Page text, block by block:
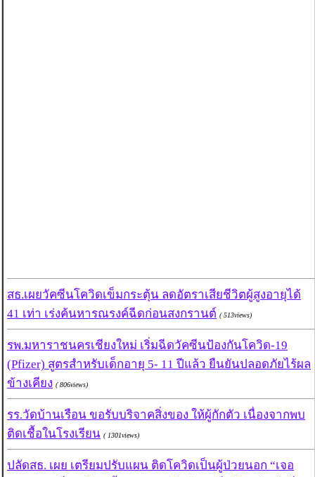
สธ.เผยวัคซีนโควิดเข็มกระตุ้น ลดอัตราเสียชีวิตผู้สูงอายุได้
41 เท่า เร่งค้นหารณรงค์ฉีดก่อนสงกรานต์ ( 513views)
รพ.มหาราชนครเชียงใหม่ เริ่มฉีดวัคซีนป้องกันโควิด-19
(Pfizer) สูตรสำหรับเด็กอายุ 5- 11 ปีแล้ว ยืนยันปลอดภัยไร้ผล
ข้างเคียง ( 806views)
รร.วัดบ้านเรือน ขอรับบริจาคสิ่งของ ให้ผู้กักตัว เนื่องจากพบ
ติดเชื้อในโรงเรียน ( 1301views)
ปลัดสธ. เผย เตรียมปรับแผน ติดโควิดเป็นผู้ป่วยนอก “เจอ